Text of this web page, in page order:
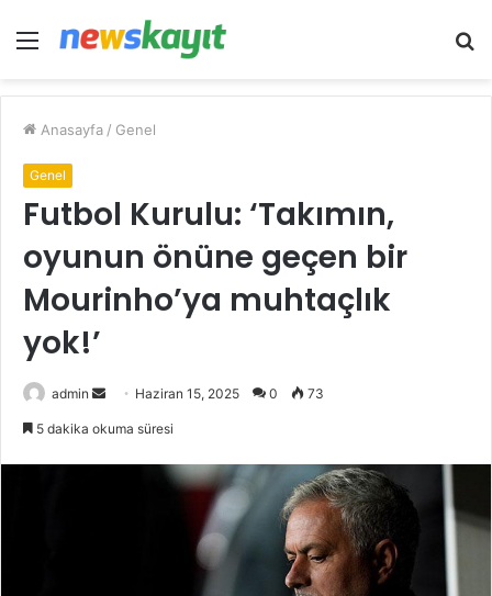
Menü
Anasayfa / Genel
Genel
Futbol Kurulu: ‘Takımın,
oyunun önüne geçen bir
Mourinho’ya muhtaçlık
yok!’
admin
Bir
göndermek
Haziran 15, 2025 0 73
5 dakika okuma süresi